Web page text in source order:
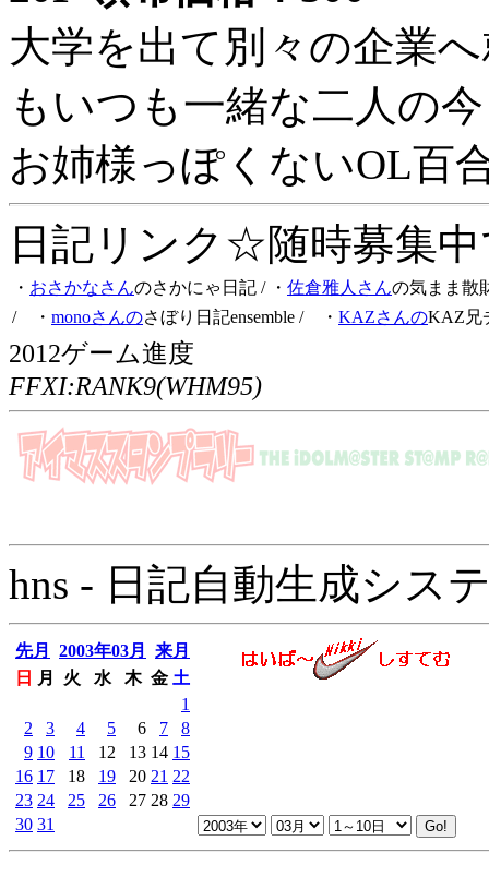
大学を出て別々の企業
もいつも一緒な二人の
お姉様っぽくないOL百
日記リンク☆随時募集
・ おさかなさんのさかにゃ日記 / ・ 佐倉雅人さんの気まま散
/ ・ monoさんのさぼり日記ensemble / ・ KAZさんのKAZ兄
2012ゲーム進度
FFXI:RANK9(WHM95)
hns - 日記自動生成シス
先月 2003年03月
来月
日
月 火 水 木 金 土
1
2
3 4 5 6 7
8
9 10 11 12 13 14 15
16 17 18 19 20 21 22
23 24 25 26 27 28 29
30 31